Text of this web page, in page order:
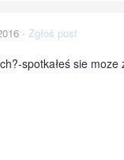
· Zgłoś post
spotkałeś sie